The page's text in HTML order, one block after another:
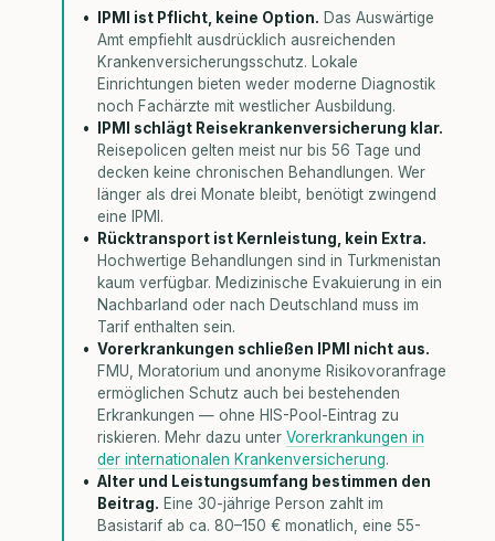
IPMI ist Pflicht, keine Option. Das Auswärtige
Amt empfiehlt ausdrücklich ausreichenden
Krankenversicherungsschutz. Lokale
Einrichtungen bieten weder moderne Diagnostik
noch Fachärzte mit westlicher Ausbildung.
IPMI schlägt Reisekrankenversicherung klar.
Reisepolicen gelten meist nur bis 56 Tage und
decken keine chronischen Behandlungen. Wer
länger als drei Monate bleibt, benötigt zwingend
eine IPMI.
Rücktransport ist Kernleistung, kein Extra.
Hochwertige Behandlungen sind in Turkmenistan
kaum verfügbar. Medizinische Evakuierung in ein
Nachbarland oder nach Deutschland muss im
Tarif enthalten sein.
Vorerkrankungen schließen IPMI nicht aus.
FMU, Moratorium und anonyme Risikovoranfrage
ermöglichen Schutz auch bei bestehenden
Erkrankungen — ohne HIS-Pool-Eintrag zu
riskieren. Mehr dazu unterVorerkrankungen in
der internationalen Krankenversicherung.
Alter und Leistungsumfang bestimmen den
Beitrag. Eine 30-jährige Person zahlt im
Basistarif ab ca. 80–150 € monatlich, eine 55-